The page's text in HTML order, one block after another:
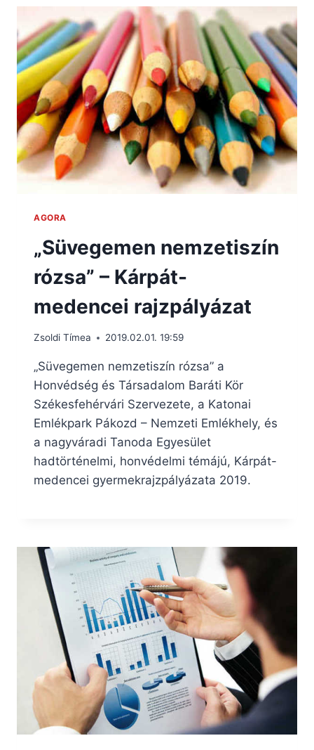
AGORA
„Süvegemen nemzetiszín
rózsa” – Kárpát-
medencei rajzpályázat
Zsoldi Tímea 2019.02.01. 19:59
„Süvegemen nemzetiszín rózsa” a
Honvédség és Társadalom Baráti Kör
Székesfehérvári Szervezete, a Katonai
Emlékpark Pákozd – Nemzeti Emlékhely, és
a nagyváradi Tanoda Egyesület
hadtörténelmi, honvédelmi témájú, Kárpát-
medencei gyermekrajzpályázata 2019.